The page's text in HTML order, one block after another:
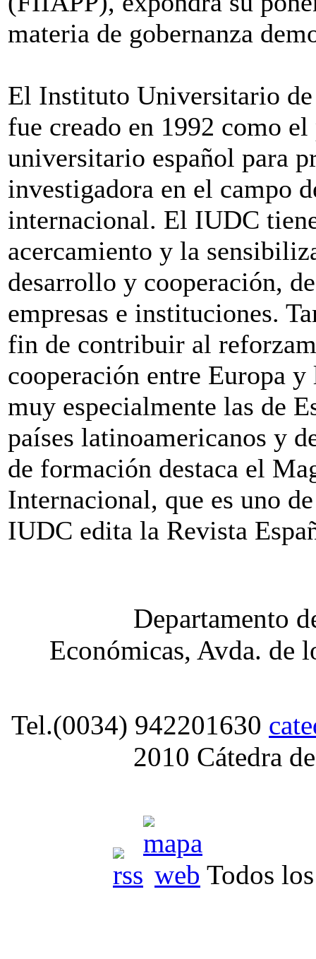
materia de gobernanza
El Instituto Universitario
fue creado en 1992 como
universitario español para
investigadora en el campo
internacional. El IUDC
acercamiento y la
desarrollo y cooperación,
empresas e instituciones.
fin de contribuir al
cooperación entre Europa
muy especialmente las de
países latinoamericanos y
de formación destaca el
Internacional, que es uno
IUDC edita la Revista
Departamento
Económicas, Avda. de
Tel.(0034) 942201630
2010 Cátedra
Todos